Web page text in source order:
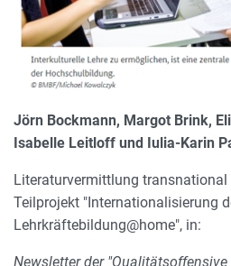
Jörn Bockmann, Margot Brink,
Isabelle Leitloff und Iulia-Karin
Literaturvermittlung
Teilprojekt "Internationalisierung
Lehrkräftebildung@home", in:
Newsletter der